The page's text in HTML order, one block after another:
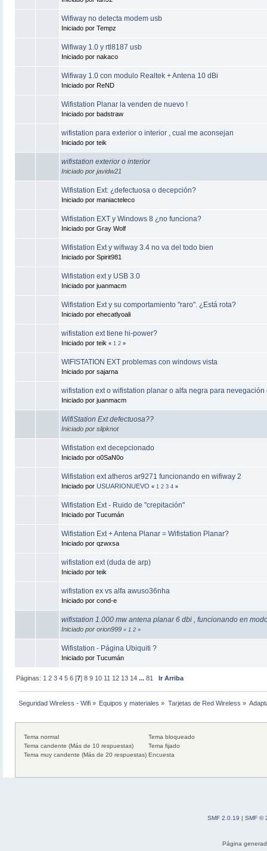
Wifiway no detecta modem usb
Iniciado por Tempz
Wifiway 1.0 y rtl8187 usb
Iniciado por nakaco
Wifiway 1.0 con modulo Realtek + Antena 10 dBi
Iniciado por ReND
Wifistation Planar la venden de nuevo !
Iniciado por badstraw
wifistation para exterior o interior , cual me aconsejan
Iniciado por teik
wifistation exterior o interior
Iniciado por javidw21
Wifistation Ext: ¿defectuosa o decepción?
Iniciado por maniacteleco
Wifistation EXT y Windows 8 ¿no funciona?
Iniciado por Gray Wolf
Wifistation Ext y wifiway 3.4 no va del todo bien
Iniciado por Spirit981
Wifistation ext y USB 3.0
Iniciado por juanmacm
Wifistation Ext y su comportamiento "raro". ¿Está rota?
Iniciado por ehecatlyoali
wifistation ext tiene hi-power?
Iniciado por teik « 1 2»
WIFISTATION EXT problemas con windows vista
Iniciado por sajarna
wifistation ext o wifistation planar o alfa negra para nevegación
Iniciado por juanmacm
WifiStation Ext defectuosa??
Iniciado por slipknot
Wifistation ext decepcionado
Iniciado por o0SaN0o
Wifistation ext atheros ar9271 funcionando en wifiway 2
Iniciado por USUARIONUEVO « 1 2 3 4»
Wifistation Ext - Ruido de "crepitación"
Iniciado por Tucumán
Wifistation Ext + Antena Planar = Wifistation Planar?
Iniciado por qzwxsa
wifistation ext (duda de arp)
Iniciado por teik
wifistation ex vs alfa awuso36nha
Iniciado por cond-e
wifistation 1.000 mw antena planar 6 dbi , funcionando en
Iniciado por orion999 « 1 2»
Wifistation - Página Ubiquiti ?
Iniciado por Tucumán
Páginas: 1 2 3 4 5 6 [7]8 9 10 11 12 13 14 ...81 Ir Arriba
Seguridad Wireless - Wifi » Equipos y materiales » Tarjetas de Red Wireless »
Tema normal
Tema candente (Más de 10 respuestas)
Tema muy candente (Más de 20 respuestas)
Tema bloqueado
Tema fijado
Encuesta
SMF 2.0.19 | SMF ©
Página